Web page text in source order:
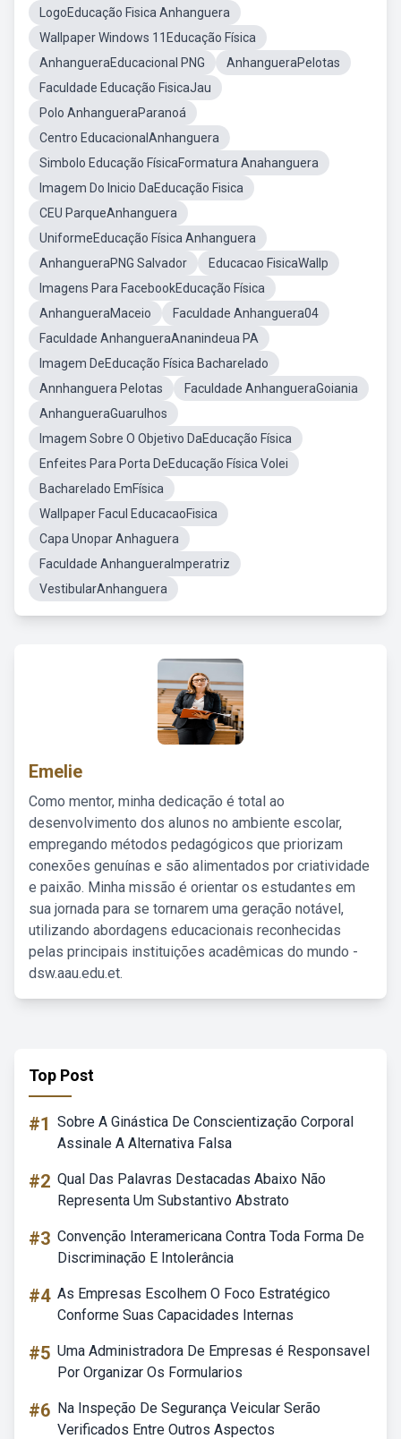
LogoEducação Fisica Anhanguera
Wallpaper Windows 11Educação Física
AnhangueraEducacional PNG
AnhangueraPelotas
Faculdade Educação FisicaJau
Polo AnhangueraParanoá
Centro EducacionalAnhanguera
Simbolo Educação FísicaFormatura Anahanguera
Imagem Do Inicio DaEducação Fisica
CEU ParqueAnhanguera
UniformeEducação Física Anhanguera
AnhangueraPNG Salvador
Educacao FisicaWallp
Imagens Para FacebookEducação Física
AnhangueraMaceio
Faculdade Anhanguera04
Faculdade AnhangueraAnanindeua PA
Imagem DeEducação Física Bacharelado
Annhanguera Pelotas
Faculdade AnhangueraGoiania
AnhangueraGuarulhos
Imagem Sobre O Objetivo DaEducação Física
Enfeites Para Porta DeEducação Física Volei
Bacharelado EmFísica
Wallpaper Facul EducacaoFisica
Capa Unopar Anhaguera
Faculdade AnhangueraImperatriz
VestibularAnhanguera
Emelie
Como mentor, minha dedicação é total ao
desenvolvimento dos alunos no ambiente escolar,
empregando métodos pedagógicos que priorizam
conexões genuínas e são alimentados por criatividade
e paixão. Minha missão é orientar os estudantes em
sua jornada para se tornarem uma geração notável,
utilizando abordagens educacionais reconhecidas
pelas principais instituições acadêmicas do mundo -
dsw.aau.edu.et.
Top Post
#1 Sobre A Ginástica De Conscientização Corporal
Assinale A Alternativa Falsa
#2 Qual Das Palavras Destacadas Abaixo Não
Representa Um Substantivo Abstrato
#3 Convenção Interamericana Contra Toda Forma De
Discriminação E Intolerância
#4 As Empresas Escolhem O Foco Estratégico
Conforme Suas Capacidades Internas
#5 Uma Administradora De Empresas é Responsavel
Por Organizar Os Formularios
#6 Na Inspeção De Segurança Veicular Serão
Verificados Entre Outros Aspectos